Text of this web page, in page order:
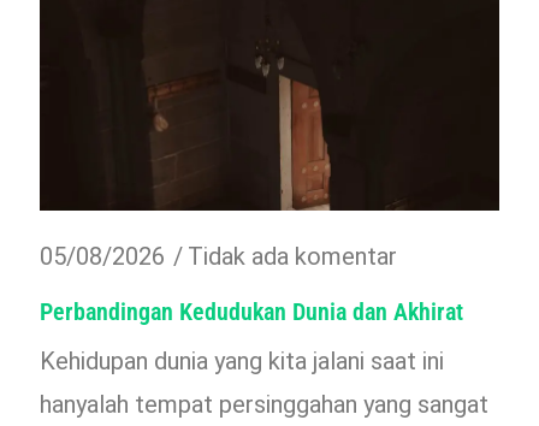
05/08/2026
Tidak ada komentar
Perbandingan Kedudukan Dunia dan Akhirat
Kehidupan dunia yang kita jalani saat ini
hanyalah tempat persinggahan yang sangat